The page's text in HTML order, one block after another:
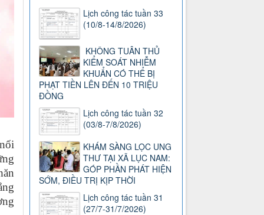
Lịch công tác tuần 33
(10/8-14/8/2026)
KHÔNG TUÂN THỦ
KIỂM SOÁT NHIỄM
KHUẨN CÓ THỂ BỊ
PHẠT TIỀN LÊN ĐẾN 10 TRIỆU
ĐỒNG
Lịch công tác tuần 32
(03/8-7/8/2026)
KHÁM SÀNG LỌC UNG
THƯ TẠI XÃ LỤC NAM:
GÓP PHẦN PHÁT HIỆN
SỚM, ĐIỀU TRỊ KỊP THỜI
Lịch công tác tuần 31
(27/7-31/7/2026)